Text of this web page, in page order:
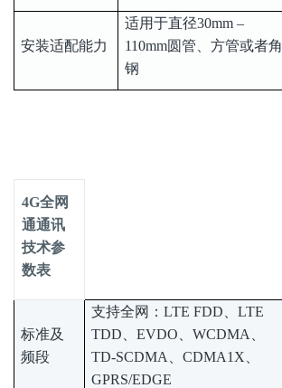
安装适配能力
适用于直径30mm –
110mm圆管、方管或者角
钢
4G全网
通通讯
技术参
数表
标准及
频段
支持全网：LTE FDD、LTE
TDD、EVDO、WCDMA、
TD-SCDMA、CDMA1X、
GPRS/EDGE